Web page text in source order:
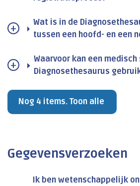
Wat is in de
tussen een hoofd- en een
Waarvoor kan een
Diagnosethesaurus
Nog 4 items. Toon alle
Gegevensverzoeken
Ik ben wetenschappelijk